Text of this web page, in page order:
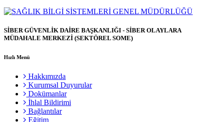
SİBER GÜVENLİK DAİRE BAŞKANLIĞI - SİBER OLAYLARA
MÜDAHALE MERKEZİ (SEKTÖREL SOME)
Hızlı Menü
Hakkımızda
Kurumsal Duyurular
Dokümanlar
İhlal Bildirimi
Bağlantılar
Eğitim